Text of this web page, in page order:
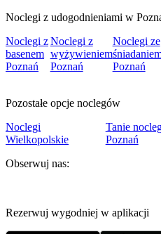
Noclegi z udogodnieniami w
Noclegi z
basenem
Poznań
Noclegi z
wyżywieniem
Poznań
Noclegi ze
Poznań
Pozostałe opcje noclegów
Noclegi
Wielkopolskie
Tanie
Poznań
Obserwuj nas:
Rezerwuj wygodniej w aplikacji